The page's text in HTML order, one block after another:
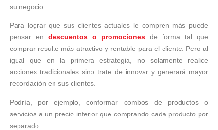
su negocio.
Para lograr que sus clientes actuales le compren más puede
pensar en descuentos o promociones de forma tal que
comprar resulte más atractivo y rentable para el cliente. Pero al
igual que en la primera estrategia, no solamente realice
acciones tradicionales sino trate de innovar y generará mayor
recordación en sus clientes.
Podría, por ejemplo, conformar combos de productos o
servicios a un precio inferior que comprando cada producto por
separado.